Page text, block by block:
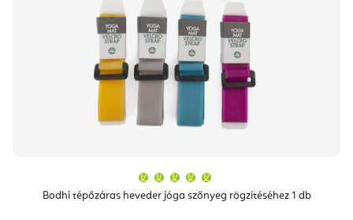
Bodhi tépőzáras heveder jóga szőnyeg rögzítéséhez 1 db
átlagos
értékelése